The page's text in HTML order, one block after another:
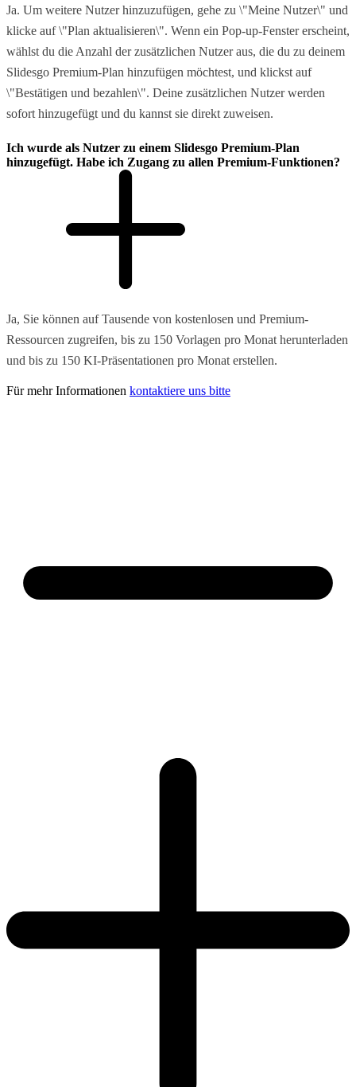
Ja. Um weitere Nutzer hinzuzufügen, gehe zu \"Meine Nutzer\" und
klicke auf \"Plan aktualisieren\". Wenn ein Pop-up-Fenster erscheint,
wählst du die Anzahl der zusätzlichen Nutzer aus, die du zu deinem
Slidesgo Premium-Plan hinzufügen möchtest, und klickst auf
\"Bestätigen und bezahlen\". Deine zusätzlichen Nutzer werden
sofort hinzugefügt und du kannst sie direkt zuweisen.
Ich wurde als Nutzer zu einem Slidesgo Premium-Plan
hinzugefügt. Habe ich Zugang zu allen Premium-Funktionen?
Ja, Sie können auf Tausende von kostenlosen und Premium-
Ressourcen zugreifen, bis zu 150 Vorlagen pro Monat herunterladen
und bis zu 150 KI-Präsentationen pro Monat erstellen.
Für mehr Informationen kontaktiere uns bitte